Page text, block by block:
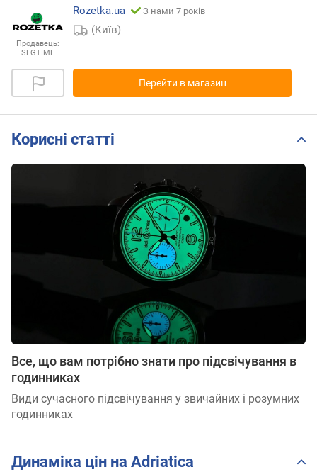
Продавець:
SEGTIME
Rozetka.ua
З нами 7 років
(Київ)
Перейти в магазин
Корисні статті
Все, що вам потрібно знати про підсвічування в
годинниках
Види сучасного підсвічування у звичайних і розумних
годинниках
Динаміка цін на Adriatica